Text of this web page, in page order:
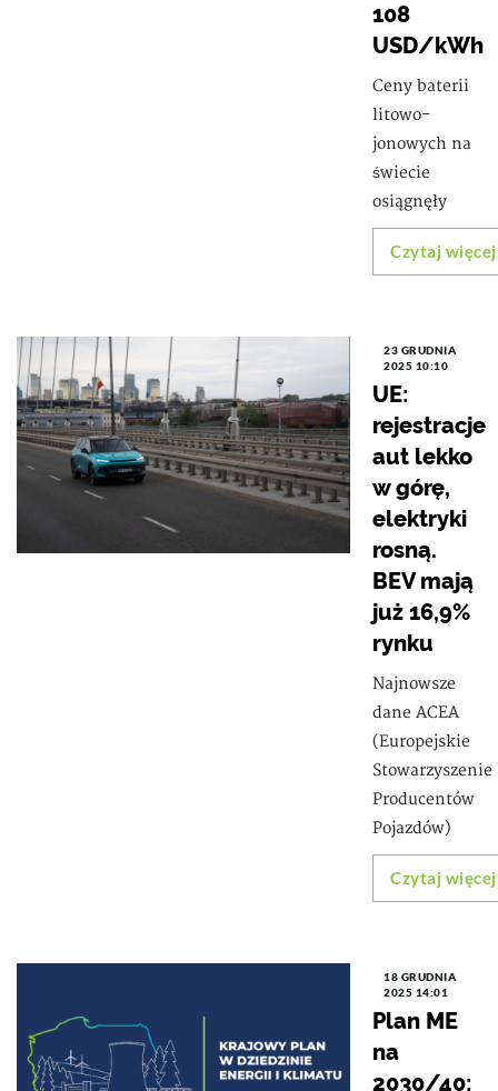
108
USD/kWh
Ceny baterii
litowo-
jonowych na
świecie
osiągnęły
Czytaj więcej
23 GRUDNIA
2025 10:10
UE:
rejestracje
aut lekko
w górę,
elektryki
rosną.
BEV mają
już 16,9%
rynku
Najnowsze
dane ACEA
(Europejskie
Stowarzyszenie
Producentów
Pojazdów)
Czytaj więcej
18 GRUDNIA
2025 14:01
Plan ME
na
2030/40: